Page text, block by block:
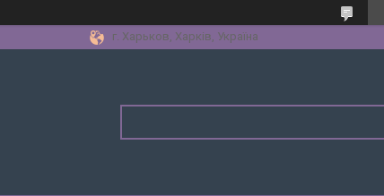
г. Харьков, Харків, Україна